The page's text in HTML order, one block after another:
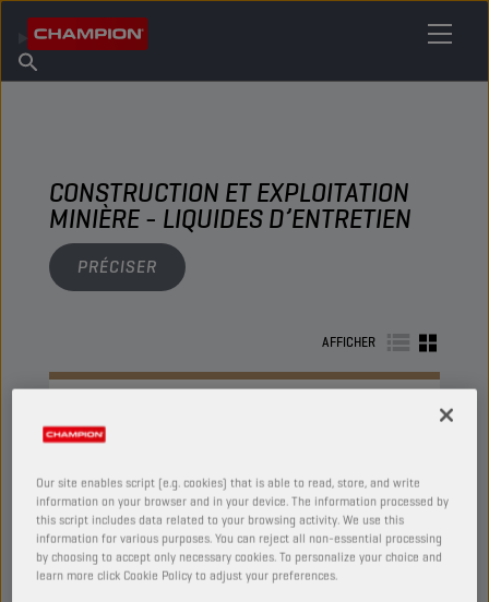
À propos de Champion
Trouver un point de vente
CONSTRUCTION ET EXPLOITATION
MINIÈRE - LIQUIDES D’ENTRETIEN
PRÉCISER
AFFICHER
Our site enables script (e.g. cookies) that is able to read, store, and write
information on your browser and in your device. The information processed by
this script includes data related to your browsing activity. We use this
information for various purposes. You can reject all non-essential processing
by choosing to accept only necessary cookies. To personalize your choice and
learn more click Cookie Policy to adjust your preferences.